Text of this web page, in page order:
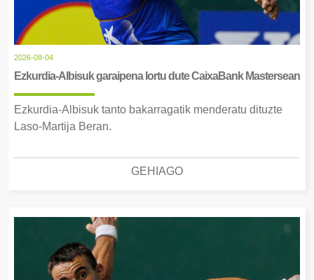
2026-08-04
Ezkurdia-Albisuk garaipena lortu dute CaixaBank Mastersean
Ezkurdia-Albisuk tanto bakarragatik menderatu dituzte
Laso-Martija Beran.
GEHIAGO